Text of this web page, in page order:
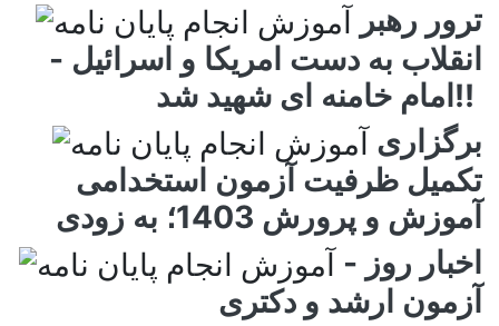
ترور رهبر
انقلاب به دست امریکا و اسرائیل -
امام خامنه ای شهید شد!! ​​​​​​​
برگزاری
تکمیل ظرفیت آزمون استخدامی
آموزش و پرورش 1403؛ به زودی
اخبار روز -
آزمون ارشد و دکتری